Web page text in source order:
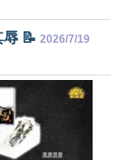
📝 2026/7/19